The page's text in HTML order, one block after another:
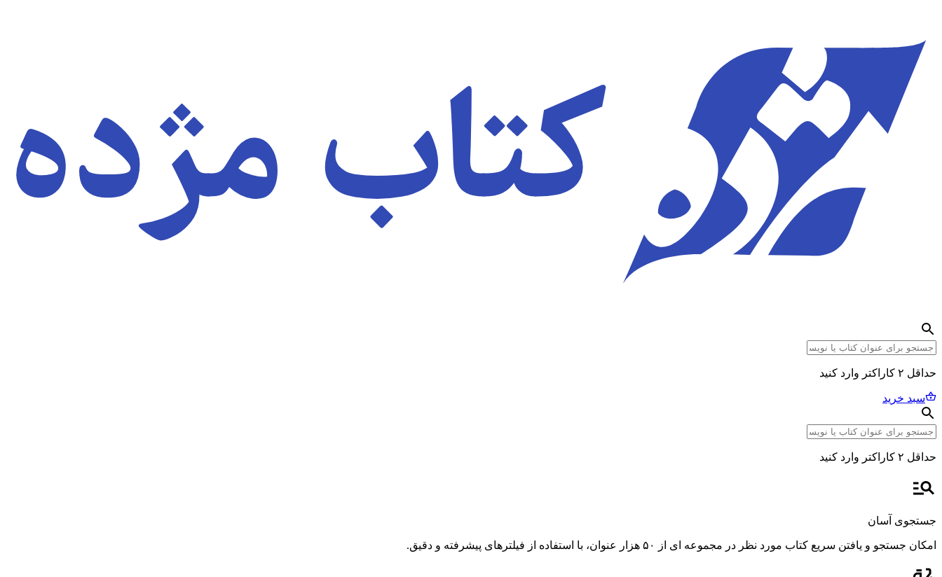
حداقل ۲ کاراکتر وارد کنید
سبد خرید
حداقل ۲ کاراکتر وارد کنید
جستجوی آسان
امکان جستجو و یافتن سریع کتاب مورد نظر در مجموعه ای از ۵۰ هزار عنوان، با استفاده از فیلترهای پیشرفته و دقیق.